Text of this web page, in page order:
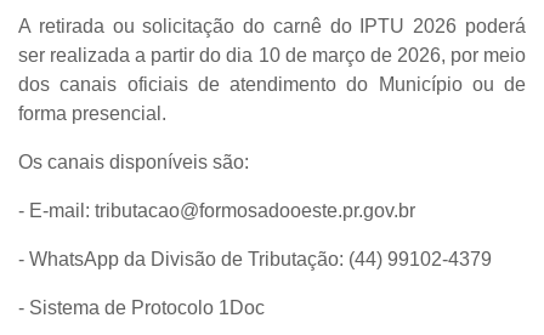
A retirada ou solicitação do carnê do IPTU 2026 poderá
ser realizada a partir do dia 10 de março de 2026, por meio
doscanais oficiais de atendimento do Município ou de
forma presencial.
Os canais disponíveis são:
- E-mail: tributacao@formosadooeste.pr.gov.br
- WhatsApp da Divisão de Tributação: (44) 99102-4379
- Sistema de Protocolo 1Doc